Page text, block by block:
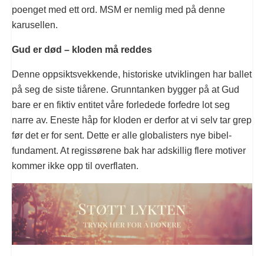
poenget med ett ord. MSM er nemlig med på denne
karusellen.
Gud er død – kloden må reddes
Denne oppsiktsvekkende, historiske utviklingen har ballet
på seg de siste tiårene. Grunntanken bygger på at Gud
bare er en fiktiv entitet våre forledede forfedre lot seg
narre av. Eneste håp for kloden er derfor at vi selv tar grep
før det er for sent. Dette er alle globalisters nye bibel-
fundament. At regissørene bak har adskillig flere motiver
kommer ikke opp til overflaten.